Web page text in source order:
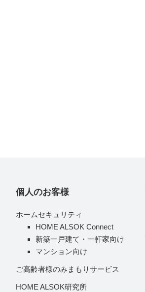
個人のお客様
ホームセキュリティ
HOME ALSOK Connect
新築一戸建て・一軒家向け
マンション向け
ご高齢者様のみまもりサービス
HOME ALSOK研究所